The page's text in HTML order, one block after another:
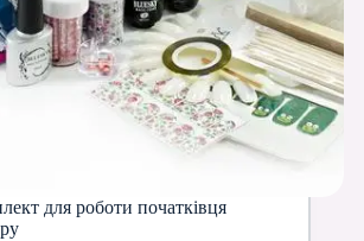
для роботи початківця